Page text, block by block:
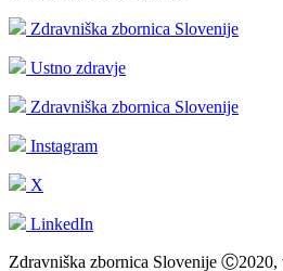
Zdravniška zbornica Slovenije
Ustno zdravje
Zdravniška zbornica Slovenije
Instagram
X
LinkedIn
Zdravniška zbornica Slovenije Ⓒ2020,